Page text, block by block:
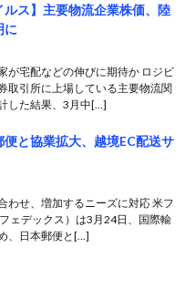
ルス】主要物流企業株価、陸
に
が宅配などの伸びに期待か ロジビ
取引所に上場している主要物流関
した結果、3月中[…]
と協業拡大、越境EC配送サ
わせ、増加するニーズに対応 米フ
ェデックス）は3月24日、国際輸
、日本郵便と[…]